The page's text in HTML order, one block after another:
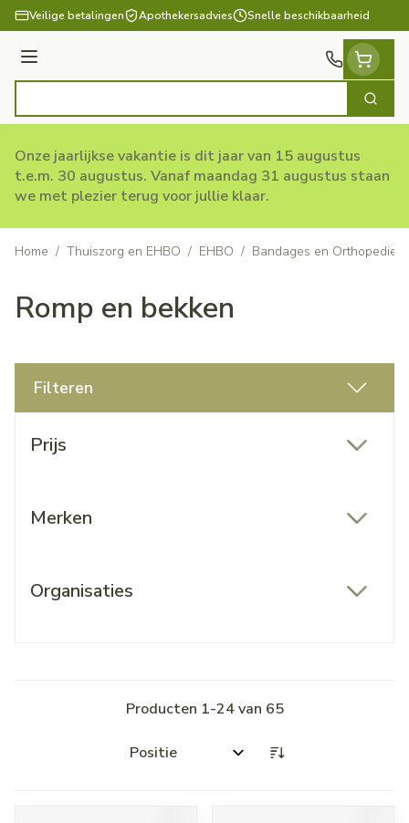
Ga naar de inhoud
Veilige betalingen Apothekersadvies Snelle beschikbaarheid
Menu
Zoek
Onze jaarlijkse vakantie is dit jaar van 15 augustus
t.e.m. 30 augustus. Vanaf maandag 31 augustus staan
we met plezier terug voor jullie klaar.
Home / Thuiszorg en EHBO / EHBO / Bandages en Orthopedie
Romp en bekken
Filteren
Prijs
Merken
Organisaties
Producten 1-24van 65
Sorteer op: